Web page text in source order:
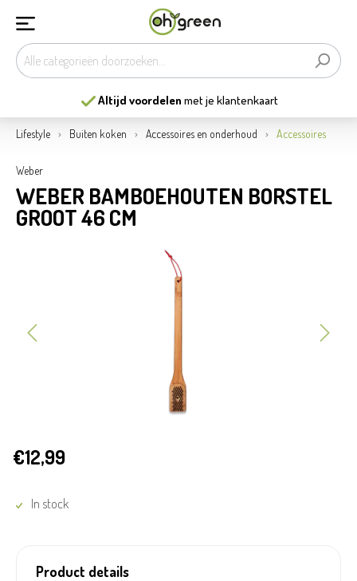
Altijd voordelen met je klantenkaart
Lifestyle Buiten koken Accessoires en onderhoud Accessoires
Weber
WEBER BAMBOEHOUTEN BORSTEL
GROOT 46 CM
€12,99
In stock
Product details